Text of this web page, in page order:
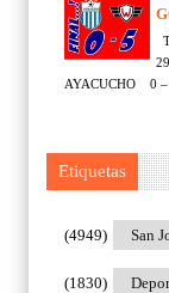
AYACUCHO 0 –
Etiquetas
San
(4949)
(1830)